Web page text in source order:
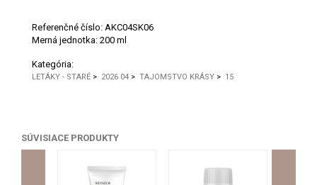
Referenčné číslo: AKC04SK06
Merná jednotka: 200 ml
Kategória:
LETÁKY - STARÉ > 2026 04 > TAJOMSTVO KRÁSY > 15
SÚVISIACE PRODUKTY